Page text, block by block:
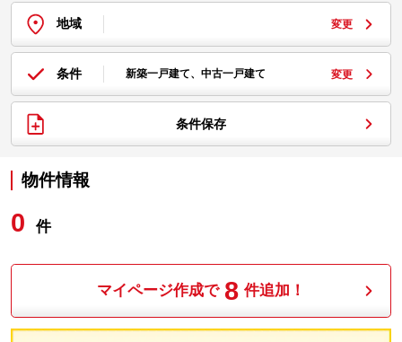
地域 変更
条件 新築一戸建て、中古一戸建て 変更
条件保存
物件情報
0 件
マイページ作成で 8 件追加！